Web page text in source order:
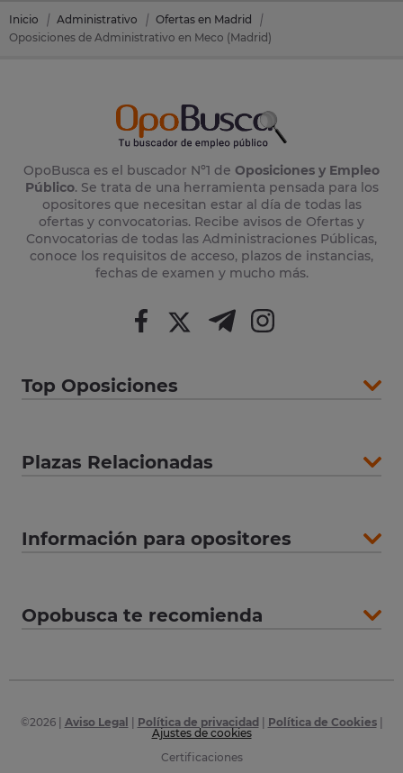
Inicio Administrativo
Ofertas en Madrid
Oposiciones de Administrativo en Meco (Madrid)
OpoBusca es el buscador Nº1 de Oposiciones y Empleo
Público. Se trata de una herramienta pensada para los
opositores que necesitan estar al día de todas las
ofertas y convocatorias. Recibe avisos de Ofertas y
Convocatorias de todas las Administraciones Públicas,
conoce los requisitos de acceso, plazos de instancias,
fechas de examen y mucho más.
Top Oposiciones
Plazas Relacionadas
Información para opositores
Opobusca te recomienda
©2026| Aviso Legal Política de privacidad Política de Cookies|
Ajustes de cookies
Certificaciones